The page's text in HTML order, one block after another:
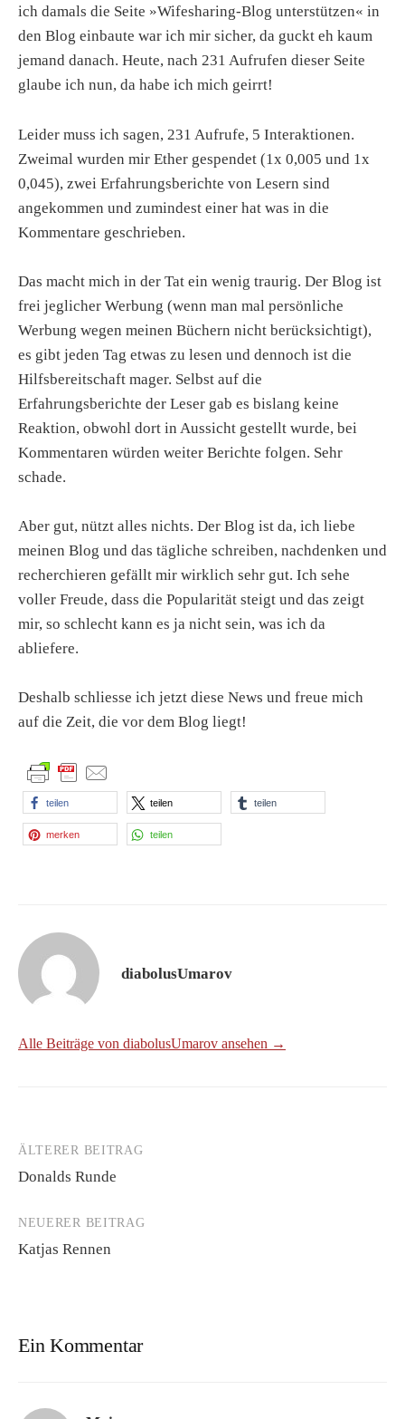
ich damals die Seite »Wifesharing-Blog unterstützen« in
den Blog einbaute war ich mir sicher, da guckt eh kaum
jemand danach. Heute, nach 231 Aufrufen dieser Seite
glaube ich nun, da habe ich mich geirrt!
Leider muss ich sagen, 231 Aufrufe, 5 Interaktionen.
Zweimal wurden mir Ether gespendet (1x 0,005 und 1x
0,045), zwei Erfahrungsberichte von Lesern sind
angekommen und zumindest einer hat was in die
Kommentare geschrieben.
Das macht mich in der Tat ein wenig traurig. Der Blog ist
frei jeglicher Werbung (wenn man mal persönliche
Werbung wegen meinen Büchern nicht berücksichtigt),
es gibt jeden Tag etwas zu lesen und dennoch ist die
Hilfsbereitschaft mager. Selbst auf die
Erfahrungsberichte der Leser gab es bislang keine
Reaktion, obwohl dort in Aussicht gestellt wurde, bei
Kommentaren würden weiter Berichte folgen. Sehr
schade.
Aber gut, nützt alles nichts. Der Blog ist da, ich liebe
meinen Blog und das tägliche schreiben, nachdenken und
recherchieren gefällt mir wirklich sehr gut. Ich sehe
voller Freude, dass die Popularität steigt und das zeigt
mir, so schlecht kann es ja nicht sein, was ich da
abliefere.
Deshalb schliesse ich jetzt diese News und freue mich
auf die Zeit, die vor dem Blog liegt!
teilen teilen teilen
merken teilen
diabolusUmarov
Alle Beiträge von diabolusUmarov ansehen →
Beitrags-
Navigation
ÄLTERER BEITRAG
Donalds Runde
NEUERER BEITRAG
Katjas Rennen
Ein Kommentar